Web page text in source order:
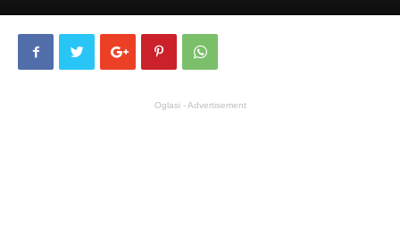
Oglasi - Advertisement